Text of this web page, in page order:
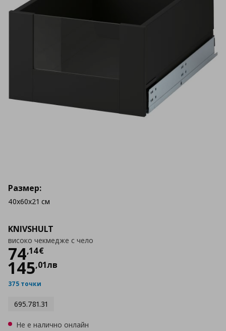
KNIVSHULT
високо чекмедже с чело
74,14€
Цена
145,01лв
375 точки
695.781.31
Размер:
40x60x21 см
Не е налично онлайн